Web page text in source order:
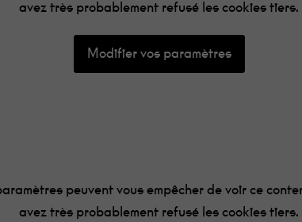
avez très probablement refusé les cookies tiers.
Modifier vos paramètres
peuvent vous empêcher de voir ce
avez très probablement refusé les cookies tiers.